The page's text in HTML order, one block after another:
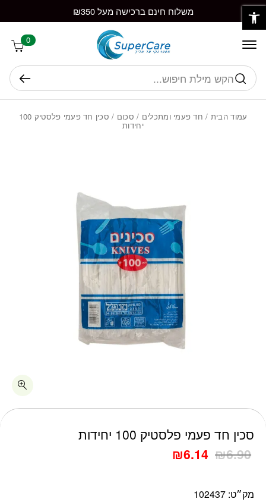
Skip to Content משלוח חינם ברכישה מעל ₪350
0
חיפוש
עמוד הבית / חד פעמי ומתכלים / סכום / סכין חד פעמי פלסטיק 100
יחידות
סכין חד פעמי פלסטיק 100 יחידות
₪6.90
₪6.14
מק״ט: 102437
כמות סכין חד פעמי פלסטיק 100 יחידות
בחזרה למעלה
פתח סרגל נגישות